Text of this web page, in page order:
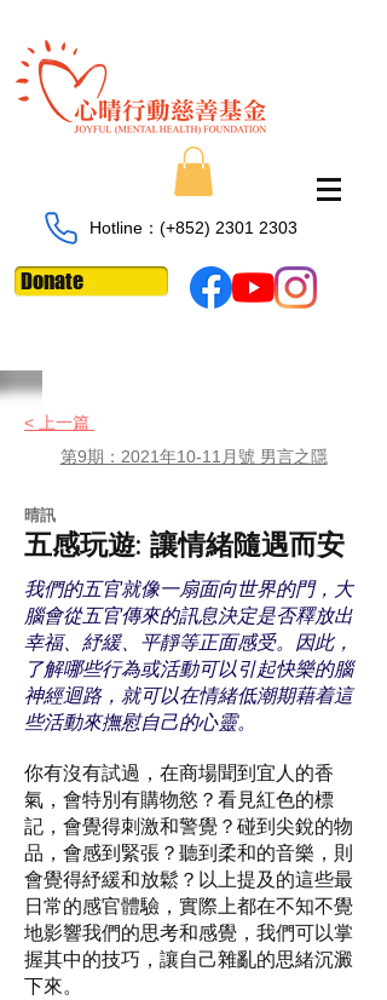
Hotline：​​(+852) 2301 2303
Donate
< 上一篇
第9期：2021年10-11月號 男言之隱
晴訊
五感玩遊: 讓情緒隨遇而安
我們的五官就像一扇面向世界的門，大
腦會從五官傳來的訊息決定是否釋放出
幸福、紓緩、平靜等正面感受。因此，
了解哪些行為或活動可以引起快樂的腦
神經迴路，就可以在情緒低潮期藉着這
些活動來撫慰自己的心靈。
你有沒有試過，在商場聞到宜人的香
氣，會特別有購物慾？看見紅色的標
記，會覺得刺激和警覺？碰到尖銳的物
品，會感到緊張？聽到柔和的音樂，則
會覺得紓緩和放鬆？以上提及的這些最
日常的感官體驗，實際上都在不知不覺
地影響我們的思考和感覺，我們可以掌
握其中的技巧，讓自己雜亂的思緒沉澱
下來。